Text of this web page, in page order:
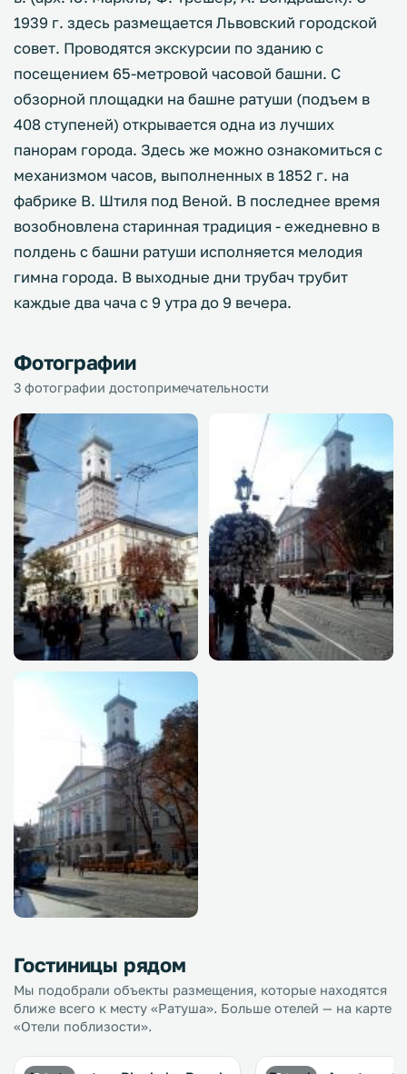
1939 г. здесь размещается Львовский городской
совет. Проводятся экскурсии по зданию с
посещением 65-метровой часовой башни. С
обзорной площадки на башне ратуши (подъем в
408 ступеней) открывается одна из лучших
панорам города. Здесь же можно ознакомиться с
механизмом часов, выполненных в 1852 г. на
фабрике В. Штиля под Веной. В последнее время
возобновлена старинная традиция - ежедневно в
полдень с башни ратуши исполняется мелодия
гимна города. В выходные дни трубач трубит
каждые два чача с 9 утра до 9 вечера.
Фотографии
3 фотографии достопримечательности
Гостиницы рядом
Мы подобрали объекты размещения, которые находятся
ближе всего к месту «Ратуша». Больше отелей — на карте
«Отели поблизости».